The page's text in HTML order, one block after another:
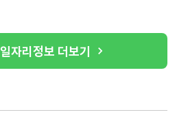
일자리정보 더보기